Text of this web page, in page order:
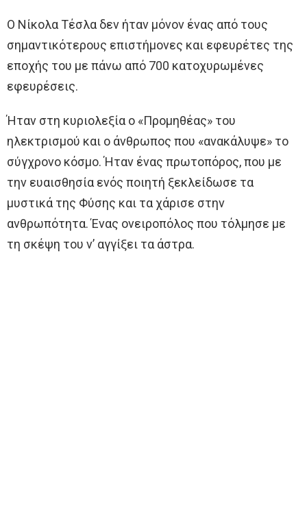
Ο Νίκολα Τέσλα δεν ήταν μόνον ένας από τους
σημαντικότερους επιστήμονες και εφευρέτες της
εποχής του με πάνω από 700 κατοχυρωμένες
εφευρέσεις.
Ήταν στη κυριολεξία ο «Προμηθέας» του
ηλεκτρισμού και ο άνθρωπος που «ανακάλυψε» το
σύγχρονο κόσμο. Ήταν ένας πρωτοπόρος, που με
την ευαισθησία ενός ποιητή ξεκλείδωσε τα
μυστικά της Φύσης και τα χάρισε στην
ανθρωπότητα. Ένας ονειροπόλος που τόλμησε με
τη σκέψη του ν’ αγγίξει τα άστρα.